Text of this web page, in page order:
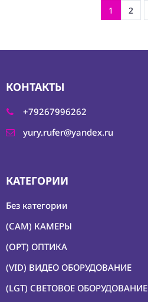
1 2
КОНТАКТЫ
+79267996262
yury.rufer@yandex.ru
КАТЕГОРИИ
Без категории
(CAM) КАМЕРЫ
(OPT) ОПТИКА
(VID) ВИДЕО ОБОРУДОВАНИЕ
(LGT) СВЕТОВОЕ ОБОРУДОВАНИЕ